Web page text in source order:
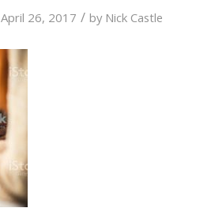
April 26, 2017 / by Nick Castle